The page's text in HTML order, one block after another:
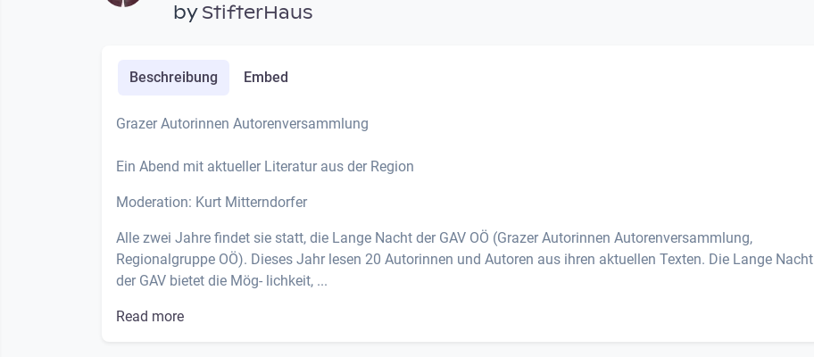
byStifterHaus
Beschreibung Embed
Grazer Autorinnen Autorenversammlung
Ein Abend mit aktueller Literatur aus der Region
Moderation: Kurt Mitterndorfer
Alle zwei Jahre findet sie statt, die Lange Nacht der GAV OÖ (Grazer Autorinnen Autorenversammlung,
Regionalgruppe OÖ). Dieses Jahr lesen 20 Autorinnen und Autoren aus ihren aktuellen Texten. Die Lange Nacht
der GAV bietet die Mög- lichkeit, ...
Read more